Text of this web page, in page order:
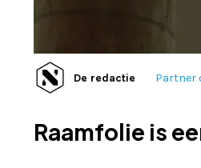
De redactie Partner
Raamfolie is